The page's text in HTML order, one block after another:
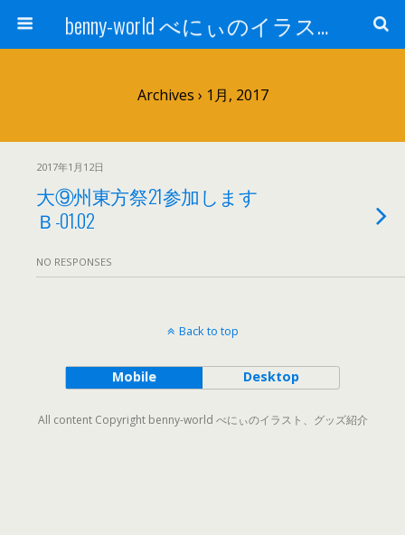
benny-world べにぃのイラスト、グッズ紹介
Archives › 1月, 2017
2017年1月12日
大⑨州東方祭21参加します
Ｂ-01.02
NO RESPONSES
Back to top
Mobile Desktop
All content Copyright benny-world べにぃのイラスト、グッズ紹介